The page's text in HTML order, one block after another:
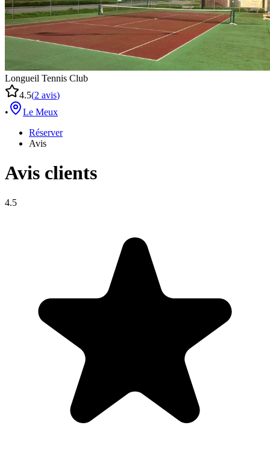
Longueil Tennis Club
4.5(2 avis)
•
Le Meux
Réserver
Avis
Avis clients
4.5